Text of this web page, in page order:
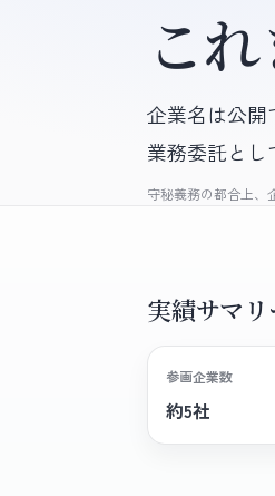
こ
企業名は公開
業務委託とし
守秘義務の都合上、
実績サマリ
参画企業数
約5社